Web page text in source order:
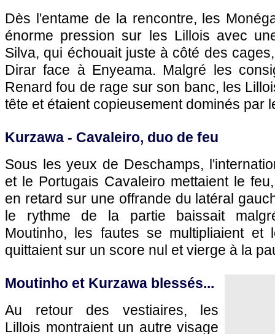
Dès l'entame de la rencontre, les
énorme pression sur les Lillois avec
Silva, qui échouait juste à côté des
Dirar face à Enyeama. Malgré les
Renard fou de rage sur son banc, les
tête et étaient copieusement dominés par
Kurzawa - Cavaleiro, duo de feu
Sous les yeux de Deschamps,
et le Portugais Cavaleiro mettaient le
en retard sur une offrande du latéral
le rythme de la partie baissait
Moutinho, les fautes se multipliaient et
quittaient sur un score nul et vierge à la
Moutinho et Kurzawa blessés...
Au retour des vestiaires, les
Lillois montraient un autre visage